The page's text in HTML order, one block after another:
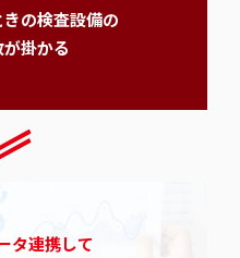
の検査設備の
掛かる
タ連携して